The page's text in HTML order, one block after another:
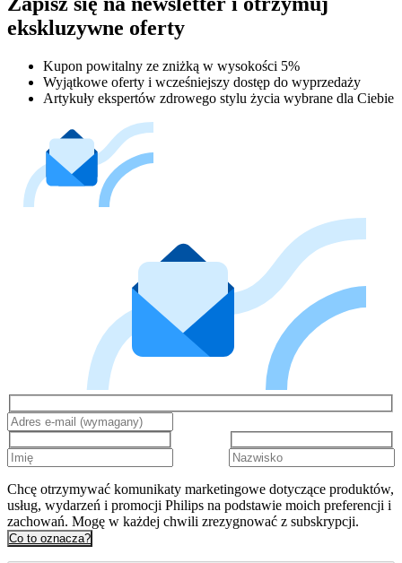
ekskluzywne oferty
Kupon powitalny ze zniżką w wysokości 5%
Wyjątkowe oferty i wcześniejszy dostęp do wyprzedaży
Artykuły ekspertów zdrowego stylu życia wybrane dla Ciebie
Chcę otrzymywać komunikaty marketingowe dotyczące produktów,
usług, wydarzeń i promocji Philips na podstawie moich preferencji i
zachowań. Mogę w każdej chwili zrezygnować z subskrypcji.
Co to oznacza?